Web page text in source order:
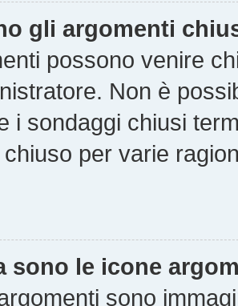
gli argomenti
possono venire
Non è
i sondaggi chiusi
per varie
sono le icone
sono